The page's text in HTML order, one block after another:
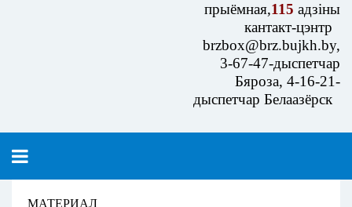
прыёмная,115 адзіны
кантакт-цэнтр
brzbox@brz.bujkh.by,
3-67-47-дыспетчар
Бяроза, 4-16-21-
дыспетчар Белаазёрск
МАТЕРИАЛ